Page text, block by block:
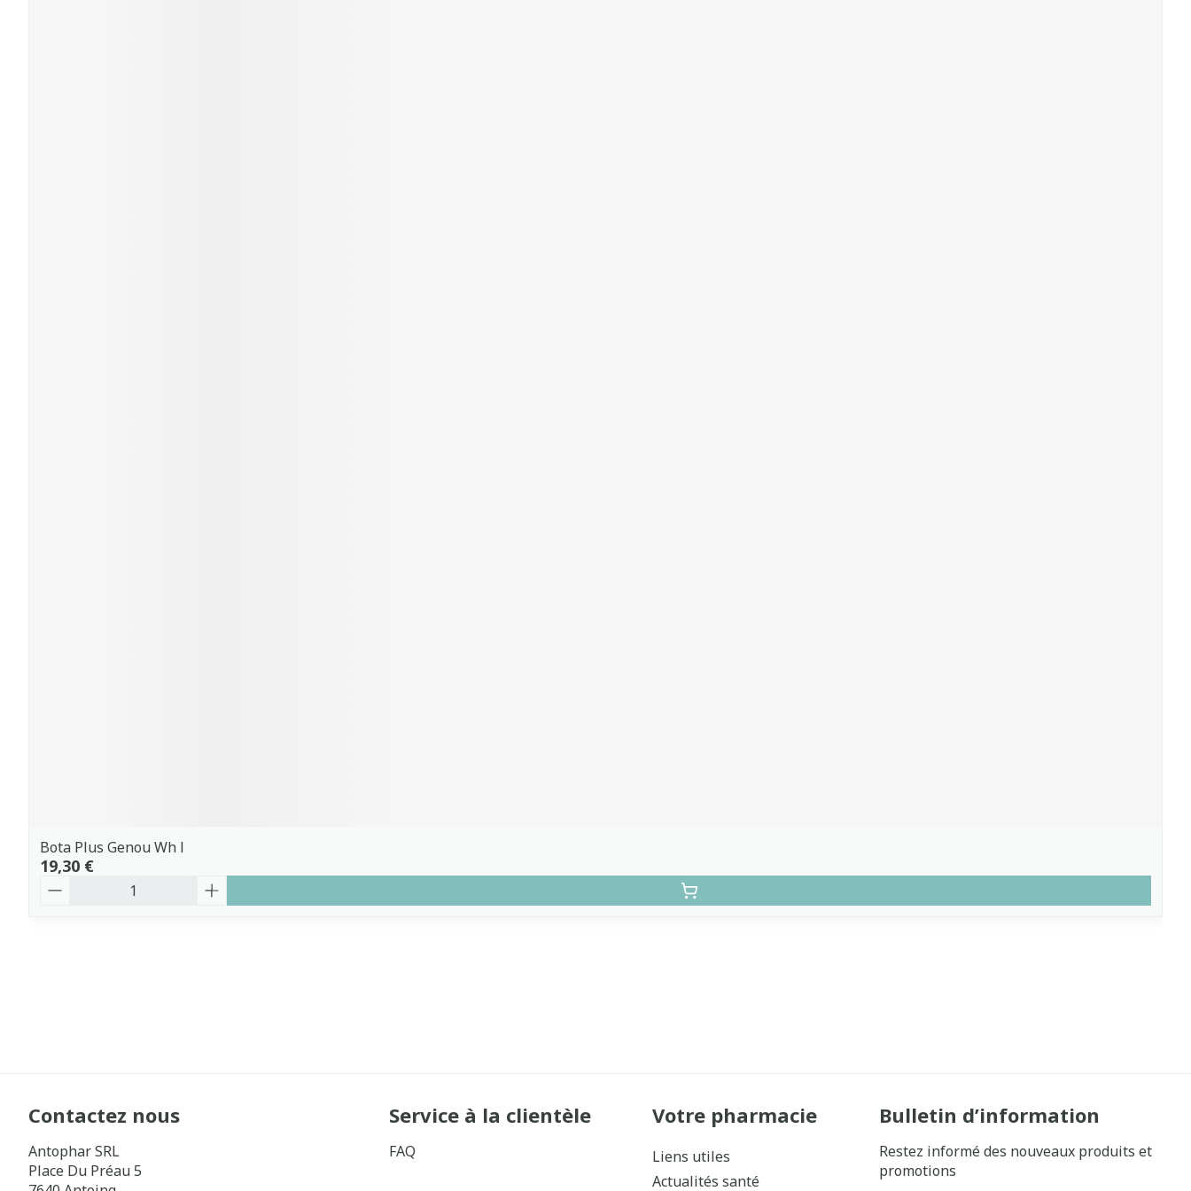
Bota Plus Genou Wh l
19,30 €
Contactez nous
Antophar SRL
Place Du Préau 5
Service à la clientèle
FAQ
Votre pharmacie
Liens utiles
Actualités santé
Bulletin d’information
Restez informé des nouveaux produits et
promotions